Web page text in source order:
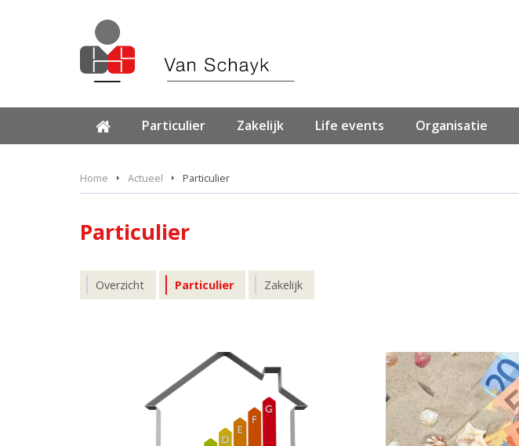
Particulier Zakelijk Life events Organisatie
Home Actueel Particulier
Particulier
Overzicht Particulier Zakelijk